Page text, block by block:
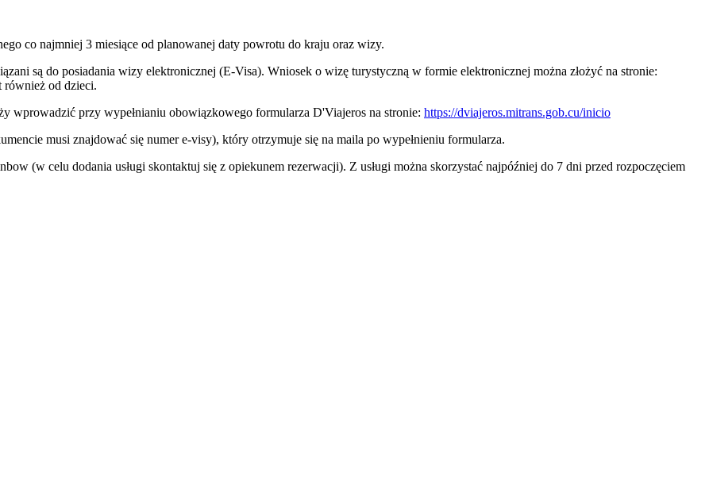
co najmniej 3 miesiące od planowanej daty powrotu do kraju oraz wizy.
są do posiadania wizy elektronicznej (E-Visa). Wniosek o wizę turystyczną w formie elektronicznej można złożyć na stronie:
również od dzieci.
wprowadzić przy wypełnianiu obowiązkowego formularza D'Viajeros na stronie: https://dviajeros.mitrans.gob.cu/inicio
musi znajdować się numer e-visy), który otrzymuje się na maila po wypełnieniu formularza.
(w celu dodania usługi skontaktuj się z opiekunem rezerwacji). Z usługi można skorzystać najpóźniej do 7 dni przed rozpoczęciem